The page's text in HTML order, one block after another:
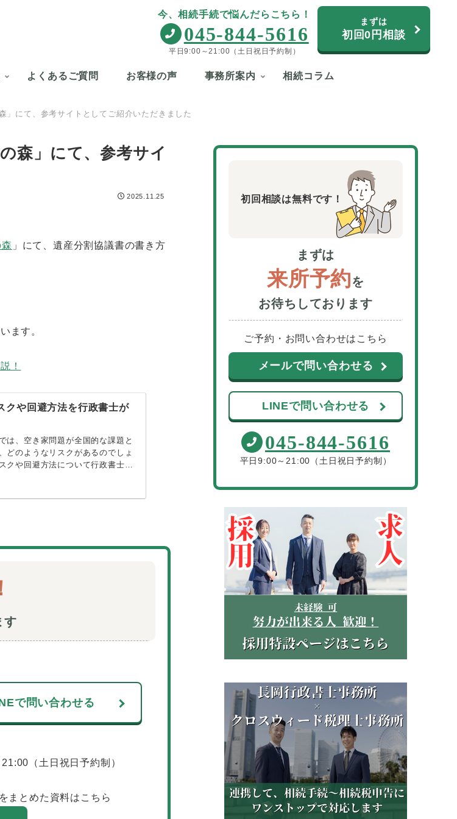
今、相続手続で悩んだらこちら！
045-844-5616
平日9:00～21:00（土日祝日予約制）
まずは
初回0円相談
よくあるご質問 お客様の声 事務所案内 相続コラム
にて、参考サイトとしてご紹介いただきました
森」にて、参考サイ
2025.11.25
」にて、遺産分割協議書の書き方
ます。
！
クや回避方法を行政書士が
は、空き家問題が全国的な課題と
どのようなリスクがあるのでしょ
クや回避方法について行政書士が
す
で問い合わせる
（土日祝日予約制）
まとめた資料はこちら
初回相談は無料です！
まずは
来所予約を
お待ちしております
ご予約・お問い合わせはこちら
メールで問い合わせる
LINEで問い合わせる
045-844-5616
平日9:00～21:00（土日祝日予約制）